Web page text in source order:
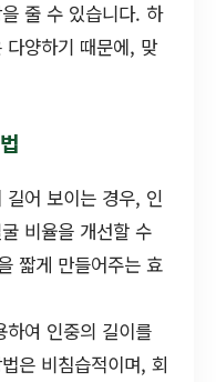
줄 수 있습니다. 하
다양하기 때문에, 맞
길어 보이는 경우, 인
비율을 개선할 수
짧게 만들어주는 효
하여 인중의 길이를
은 비침습적이며, 회